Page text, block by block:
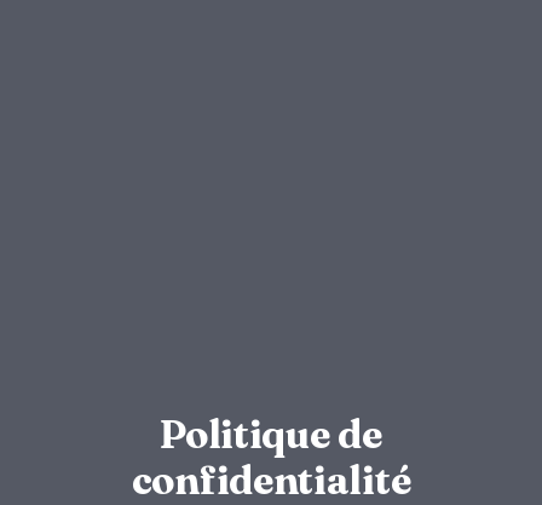
Politique de
confidentialité